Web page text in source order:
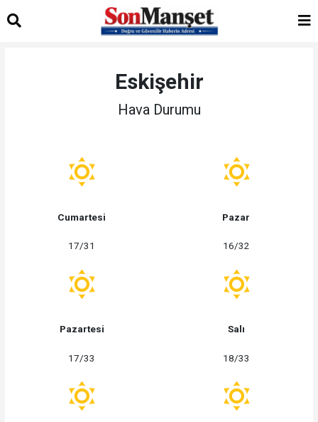
Eskişehir
Hava Durumu
Cumartesi
17/31
Pazar
16/32
Pazartesi
17/33
Salı
18/33